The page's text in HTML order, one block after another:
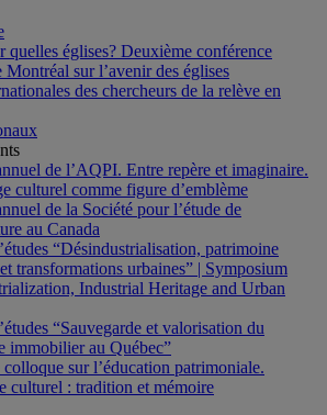
quelles églises? Deuxième conférence
Montréal sur l’avenir des églises
des chercheurs de la relève en
de l’AQPI. Entre repère et imaginaire.
culturel comme figure d’emblème
de la Société pour l’étude de
au Canada
“Désindustrialisation, patrimoine
transformations urbaines” | Symposium
Industrial Heritage and Urban
“Sauvegarde et valorisation du
immobilier au Québec”
sur l’éducation patrimoniale.
culturel : tradition et mémoire